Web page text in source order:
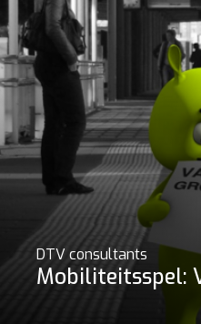
DTV consultants
Mobiliteitsspel: